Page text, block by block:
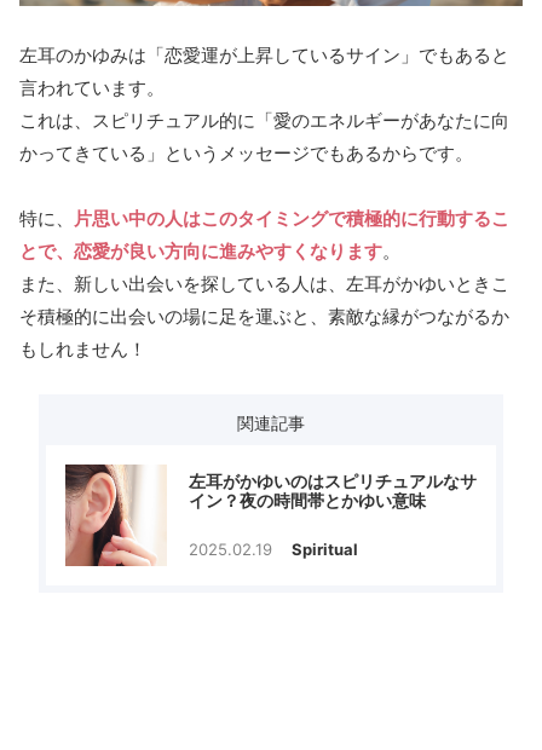
左耳のかゆみは「恋愛運が上昇しているサイン」でもあると
言われています。
これは、スピリチュアル的に「愛のエネルギーがあなたに向
かってきている」というメッセージでもあるからです。
特に、
片思い中の人はこのタイミングで積極的に行動するこ
とで、恋愛が良い方向に進みやすくなります。
また、新しい出会いを探している人は、左耳がかゆいときこ
そ積極的に出会いの場に足を運ぶと、素敵な縁がつながるか
もしれません！
関連記事
左耳がかゆいのはスピリチュアルなサ
イン？夜の時間帯とかゆい意味
2025.02.19 Spiritual